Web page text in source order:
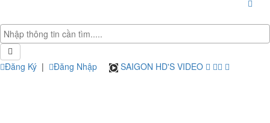
Đăng Ký | Đăng Nhập SAIGON HD'S VIDEO